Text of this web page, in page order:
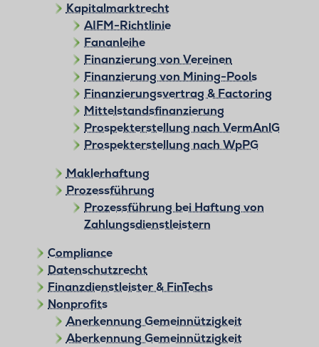
Kapitalmarktrecht
AIFM-Richtlinie
Fananleihe
Finanzierung von Vereinen
Finanzierung von Mining-Pools
Finanzierungsvertrag & Factoring
Mittelstandsfinanzierung
Prospekterstellung nach VermAnlG
Prospekterstellung nach WpPG
Maklerhaftung
Prozessführung
Prozessführung bei Haftung von
Zahlungsdienstleistern
Compliance
Datenschutzrecht
Finanzdienstleister & FinTechs
Nonprofits
Anerkennung Gemeinnützigkeit
Aberkennung Gemeinnützigkeit